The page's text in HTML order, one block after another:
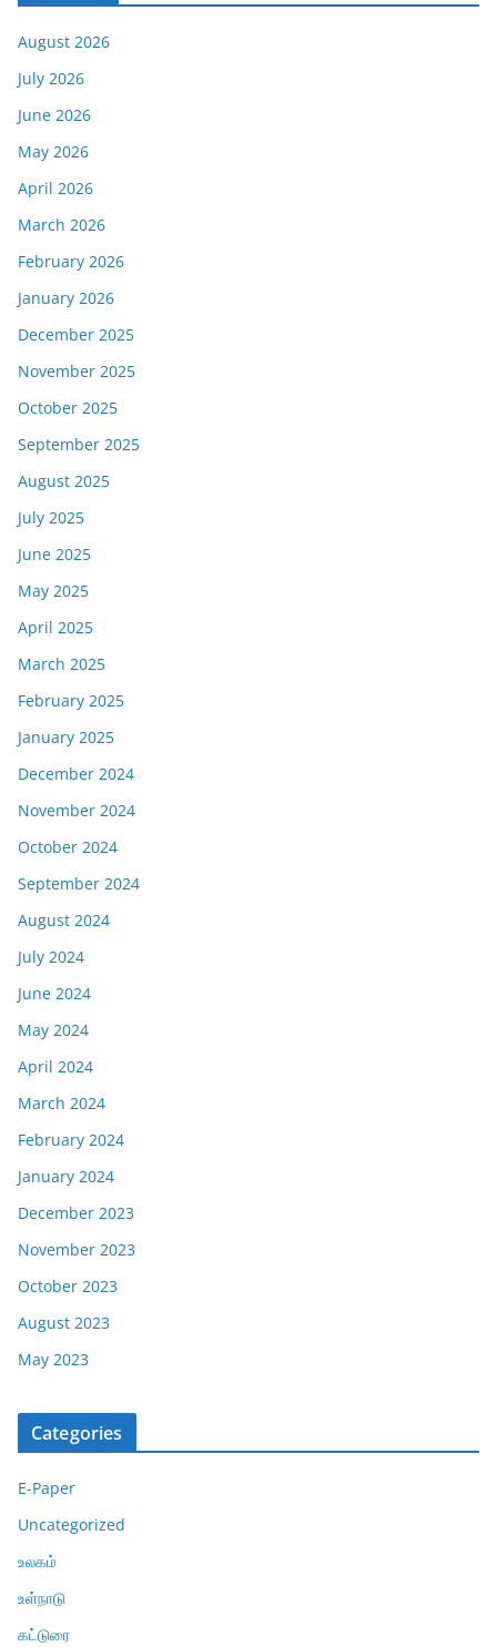
August 2026
July 2026
June 2026
May 2026
April 2026
March 2026
February 2026
January 2026
December 2025
November 2025
October 2025
September 2025
August 2025
July 2025
June 2025
May 2025
April 2025
March 2025
February 2025
January 2025
December 2024
November 2024
October 2024
September 2024
August 2024
July 2024
June 2024
May 2024
April 2024
March 2024
February 2024
January 2024
December 2023
November 2023
October 2023
August 2023
May 2023
Categories
E-Paper
Uncategorized
உலகம்
உள்நாடு
கட்டுரை